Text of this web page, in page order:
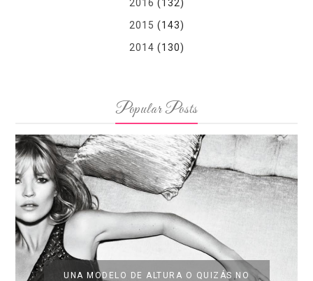
2016 (132)
2015 (143)
2014 (130)
Popular Posts
UNA MODELO DE ALTURA O QUIZÁS NO